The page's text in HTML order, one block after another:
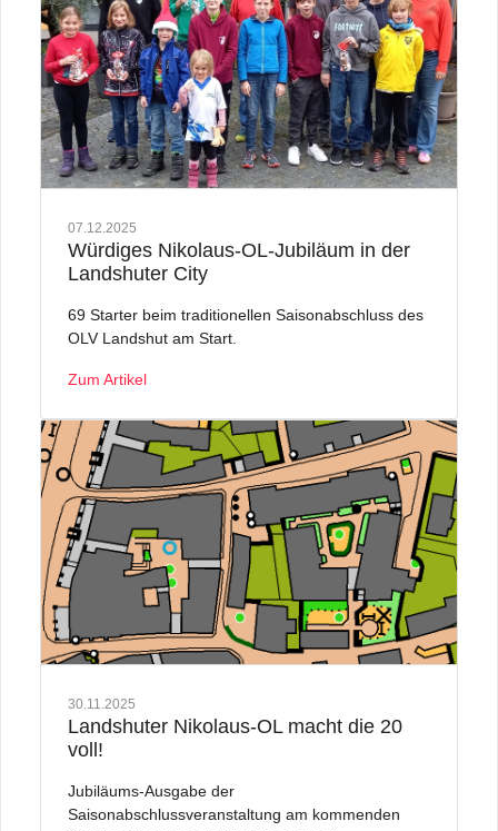
07.12.2025
Würdiges Nikolaus-OL-Jubiläum in der
Landshuter City
69 Starter beim traditionellen Saisonabschluss des
OLV Landshut am Start.
Zum Artikel
30.11.2025
Landshuter Nikolaus-OL macht die 20
voll!
Jubiläums-Ausgabe der
Saisonabschlussveranstaltung am kommenden